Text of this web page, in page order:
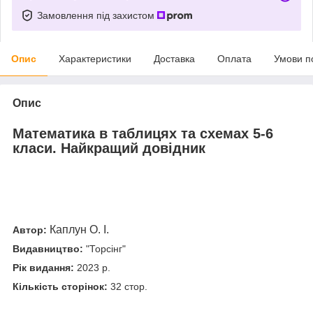
Замовлення під захистом
Опис Характеристики Доставка Оплата Умови
Опис
Математика в таблицях та схемах 5-6
класи. Найкращий довідник
Автор: Каплун О. І.
Видавництво: "Торсінг"
Рік видання: 2023 р.
Кількість сторінок: 32 стор.